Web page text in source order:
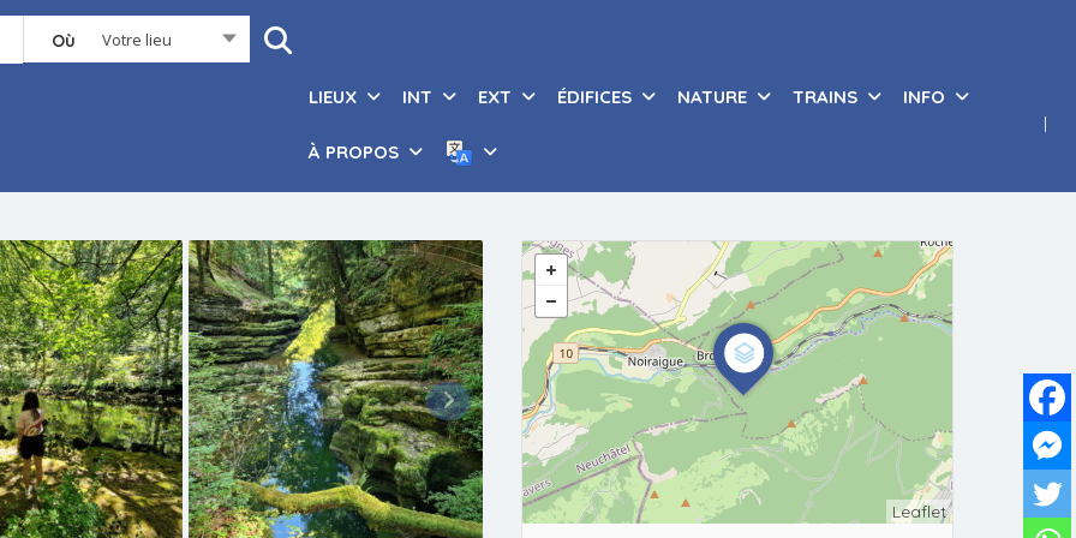
Où Votre lieu
LIEUX INT EXT ÉDIFICES NATURE TRAINS INFO
À PROPOS
Leaflet